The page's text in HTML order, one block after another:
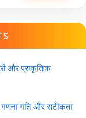
और प्राकृतिक
गणना गति और सटीकता